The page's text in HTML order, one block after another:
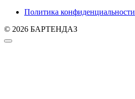
Политика конфиденциальности
© 2026 БАРТЕНДАЗ